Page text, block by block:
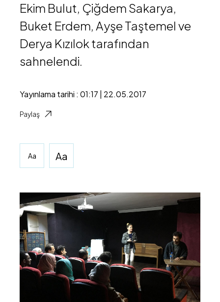
Ekim Bulut, Çiğdem Sakarya,
Buket Erdem, Ayşe Taştemel ve
Derya Kızılok tarafından
sahnelendi.
Yayınlama tarihi : 01:17 | 22.05.2017
Paylaş
Aa Aa